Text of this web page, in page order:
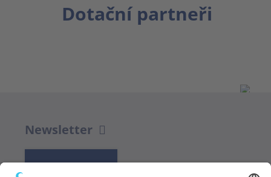
Dotační partneři
Newsletter
K REGISTRACI